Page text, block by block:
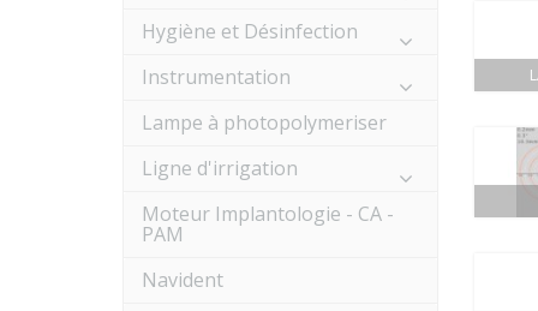
Hygiène et Désinfection
Instrumentation
Lampe à photopolymeriser
Ligne d'irrigation
Moteur Implantologie - CA -
PAM
Navident